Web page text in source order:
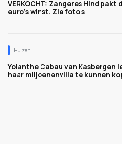
VERKOCHT: Zangeres Hind
euro's winst. Zie foto's
Huizen
Yolanthe Cabau van Kasbergen
haar miljoenenvilla te kunnen